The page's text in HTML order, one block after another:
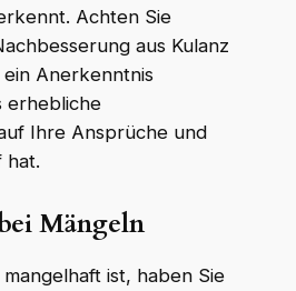
Achten Sie
aus Kulanz
Anerkenntnis
erhebliche
Ihre Ansprüche und
hat.
Mängeln
ist, haben Sie